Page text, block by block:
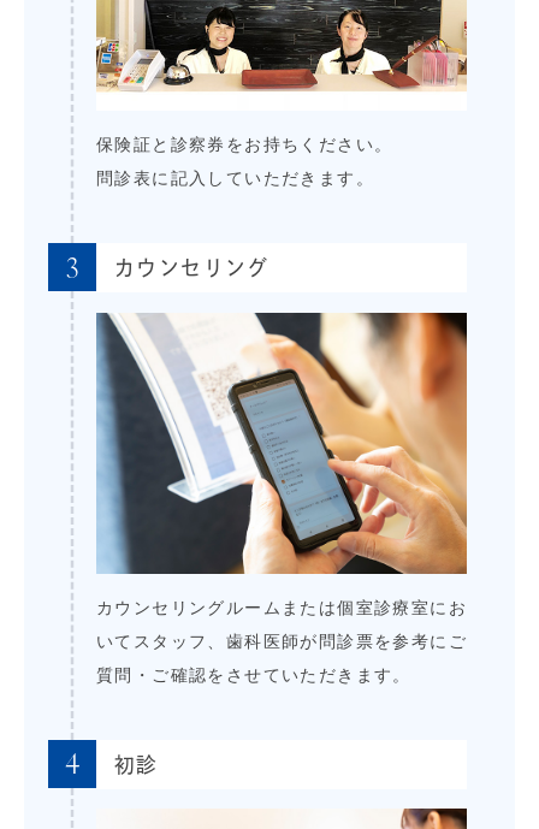
保険証と診察券をお持ちください。
問診表に記入していただきます。
3 カウンセリング
カウンセリングルームまたは個室診療室にお
いてスタッフ、歯科医師が問診票を参考にご
質問・ご確認をさせていただきます。
4 初診